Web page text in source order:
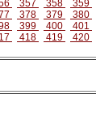
357 358 359
378 379 380
399 400 401
418 419 420